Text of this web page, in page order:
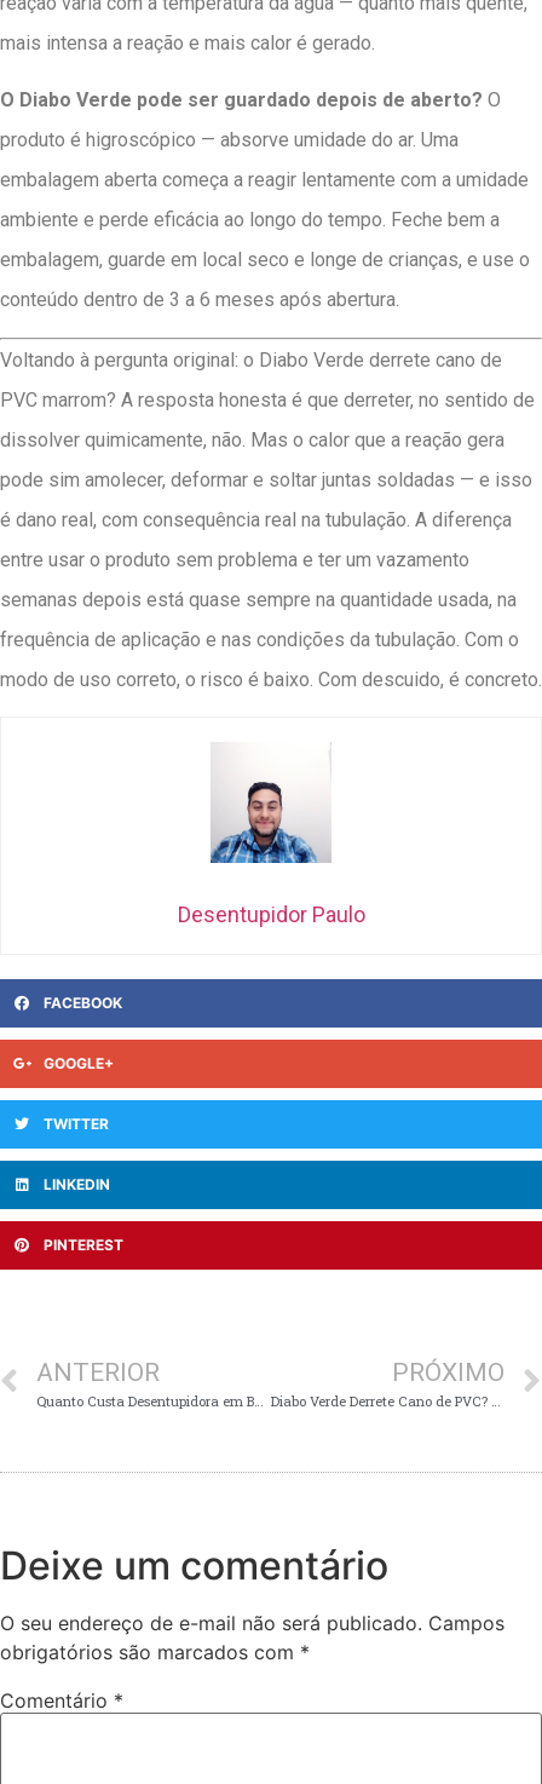
mais intensa a reação e mais calor é gerado.
O Diabo Verde pode ser guardado depois de aberto? O
produto é higroscópico — absorve umidade do ar. Uma
embalagem aberta começa a reagir lentamente com a umidade
ambiente e perde eficácia ao longo do tempo. Feche bem a
embalagem, guarde em local seco e longe de crianças, e use o
conteúdo dentro de 3 a 6 meses após abertura.
Voltando à pergunta original: o Diabo Verde derrete cano de
PVC marrom? A resposta honesta é que derreter, no sentido de
dissolver quimicamente, não. Mas o calor que a reação gera
pode sim amolecer, deformar e soltar juntas soldadas — e isso
é dano real, com consequência real na tubulação. A diferença
entre usar o produto sem problema e ter um vazamento
semanas depois está quase sempre na quantidade usada, na
frequência de aplicação e nas condições da tubulação. Com o
modo de uso correto, o risco é baixo. Com descuido, é concreto.
Desentupidor Paulo
FACEBOOK
GOOGLE+
TWITTER
LINKEDIN
PINTEREST
ANTERIOR PRÓXIMO
Deixe um comentário
O seu endereço de e-mail não será publicado. Campos
obrigatórios são marcados com *
Comentário *